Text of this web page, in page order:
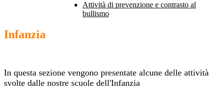
Attività di prevenzione e contrasto al
bullismo
Infanzia
In questa sezione vengono presentate alcune delle attività
svolte dalle nostre scuole dell'Infanzia